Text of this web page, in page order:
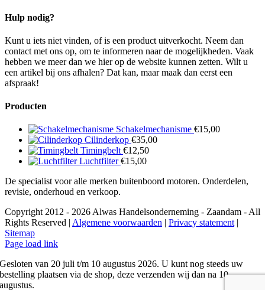
Hulp nodig?
Kunt u iets niet vinden, of is een product uitverkocht. Neem dan
contact met ons op, om te informeren naar de mogelijkheden. Vaak
hebben we meer dan we hier op de website kunnen zetten. Wilt u
een artikel bij ons afhalen? Dat kan, maar maak dan eerst een
afspraak!
Producten
Schakelmechanisme €15,00
Cilinderkop €35,00
Timingbelt €12,50
Luchtfilter €15,00
De specialist voor alle merken buitenboord motoren. Onderdelen,
revisie, onderhoud en verkoop.
Copyright 2012 - 2026 Alwas Handelsonderneming - Zaandam - All
Rights Reserved | Algemene voorwaarden | Privacy statement|
Sitemap
Page load link
Gesloten van 20 juli t/m 10 augustus 2026. U kunt nog steeds uw
bestelling plaatsen via de shop, deze verzenden wij dan na 10
augustus.